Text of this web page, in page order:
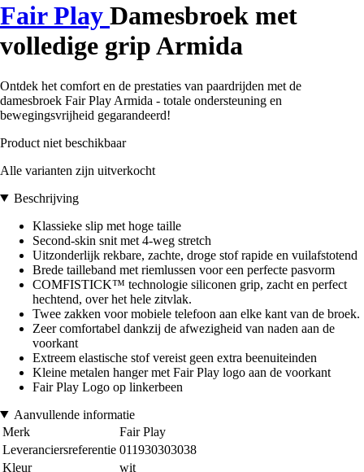
Fair Play Damesbroek met
volledige grip Armida
Ontdek het comfort en de prestaties van paardrijden met de
damesbroek Fair Play Armida - totale ondersteuning en
bewegingsvrijheid gegarandeerd!
Product niet beschikbaar
Alle varianten zijn uitverkocht
Beschrijving
Klassieke slip met hoge taille
Second-skin snit met 4-weg stretch
Uitzonderlijk rekbare, zachte, droge stof rapide en vuilafstotend
Brede tailleband met riemlussen voor een perfecte pasvorm
COMFISTICK™ technologie siliconen grip, zacht en perfect
hechtend, over het hele zitvlak.
Twee zakken voor mobiele telefoon aan elke kant van de broek.
Zeer comfortabel dankzij de afwezigheid van naden aan de
voorkant
Extreem elastische stof vereist geen extra beenuiteinden
Kleine metalen hanger met Fair Play logo aan de voorkant
Fair Play Logo op linkerbeen
Aanvullende informatie
Merk
Fair Play
Leveranciersreferentie 011930303038
Kleur
wit